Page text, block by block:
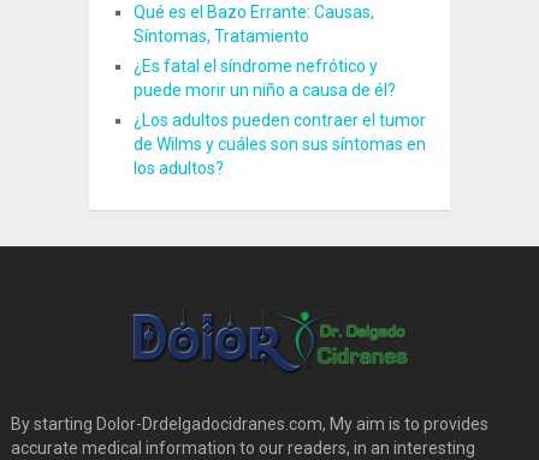
Qué es el Bazo Errante: Causas,
Síntomas, Tratamiento
¿Es fatal el síndrome nefrótico y
puede morir un niño a causa de él?
¿Los adultos pueden contraer el tumor
de Wilms y cuáles son sus síntomas en
los adultos?
By starting Dolor-Drdelgadocidranes.com, My aim is to provides
accurate medical information to our readers, in an interesting